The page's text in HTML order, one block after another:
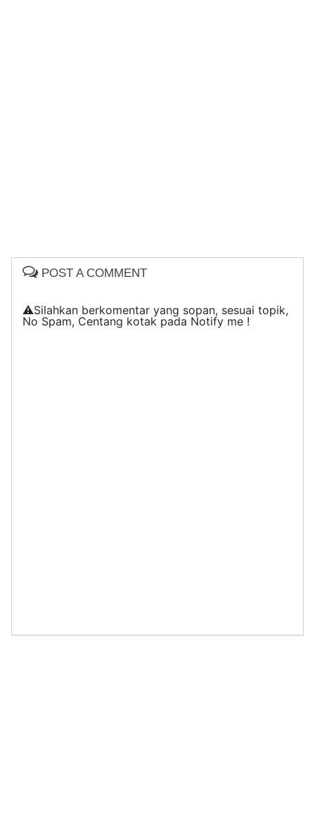
POST A COMMENT
⚠️Silahkan berkomentar yang sopan, sesuai topik,
No Spam, Centang kotak pada Notify me !